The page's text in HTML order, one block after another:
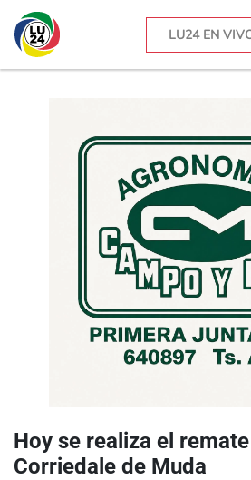
LU24 EN
Hoy se realiza el remate
Corriedale de Muda